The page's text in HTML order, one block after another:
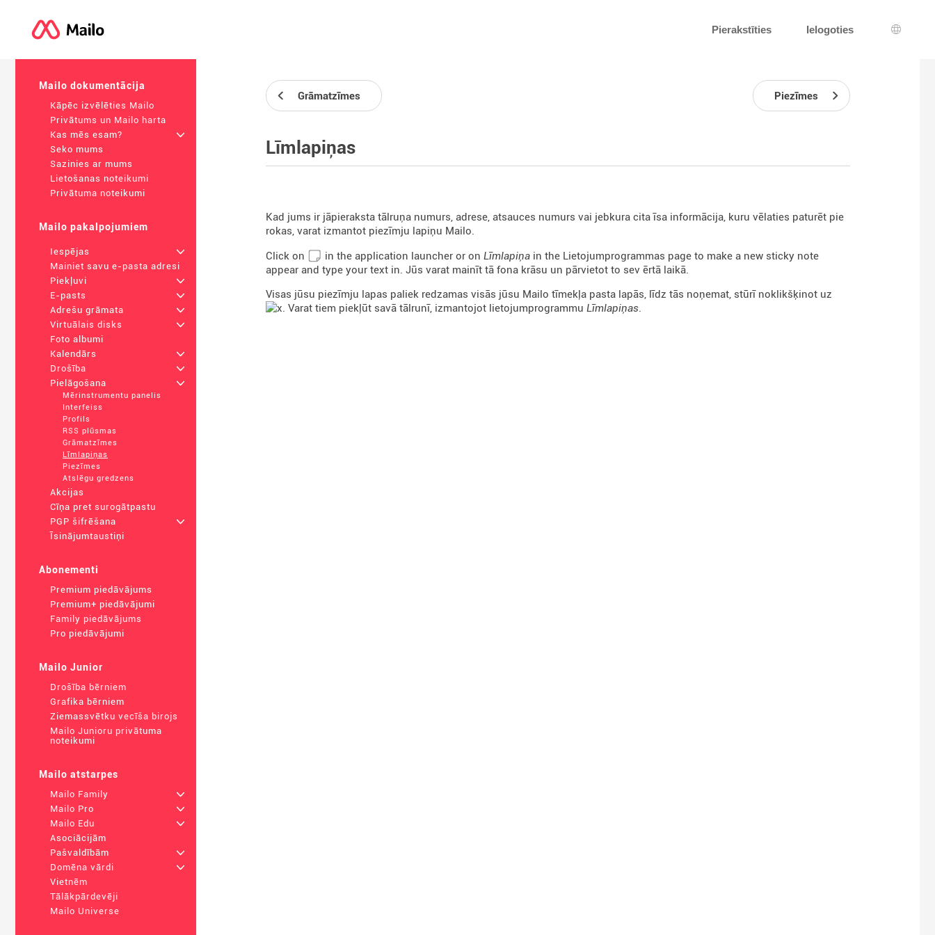
Pierakstīties Ielogoties
Mailo dokumentācija
Kāpēc izvēlēties Mailo
Privātums un Mailo harta
Kas mēs esam?
+
Seko mums
Sazinies ar mums
Lietošanas noteikumi
Privātuma noteikumi
Mailo pakalpojumiem
Iespējas
+
Mainiet savu e-pasta adresi
Piekļuvi
+
E-pasts
+
Adrešu grāmata
+
Virtuālais disks
+
Foto albumi
Kalendārs
+
Drošība
+
Pielāgošana
+
Mērinstrumentu panelis
Interfeiss
Profils
RSS plūsmas
Grāmatzīmes
Līmlapiņas
Piezīmes
Atslēgu gredzens
Akcijas
Cīņa pret surogātpastu
PGP šifrēšana
+
Īsinājumtaustiņi
Abonementi
Premium piedāvājums
Premium+ piedāvājumi
Family piedāvājums
Pro piedāvājumi
Mailo Junior
Drošība bērniem
Grafika bērniem
Ziemassvētku vecīša birojs
Mailo Junioru privātuma
noteikumi
Mailo atstarpes
Mailo Family
+
Mailo Pro
+
Mailo Edu
+
Asociācijām
Pašvaldībām
+
Domēna vārdi
+
Vietnēm
Tālākpārdevēji
Mailo Universe
Grāmatzīmes Piezīmes
Līmlapiņas
Kad jums ir jāpieraksta tālruņa numurs, adrese, atsauces numurs vai jebkura cita īsa informācija, kuru vēlaties paturēt pie
rokas, varat izmantot piezīmju lapiņu Mailo.
Click on
in the application launcher or on Līmlapiņa in the Lietojumprogrammas page to make a new sticky note
appear and type your text in. Jūs varat mainīt tā fona krāsu un pārvietot to sev ērtā laikā.
Visas jūsu piezīmju lapas paliek redzamas visās jūsu Mailo tīmekļa pasta lapās, līdz tās noņemat, stūrī noklikšķinot uz
. Varat tiem piekļūt savā tālrunī, izmantojot lietojumprogrammu Līmlapiņas.